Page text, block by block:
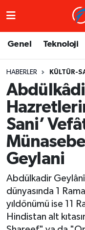
Genel Teknoloji
HABERLER KÜLTÜR-
Sani’
Geylani
Abdülkadir
dünyasında 1
yıldönümü ise 11
Hindistan alt
Trafik Durumu
Süper Lig
Tüm Manşetler
Son Dakika
Haber Arşivi